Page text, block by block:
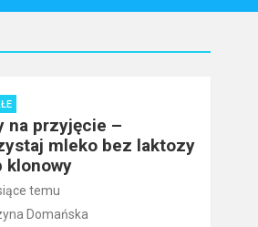
na przyjęcie –
mleko bez laktozy
klonowy
temu
Domańska